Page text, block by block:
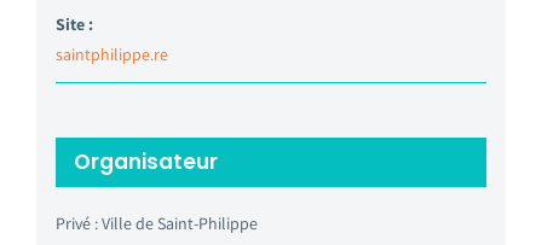
Site :
saintphilippe.re
Organisateur
Privé : Ville de Saint-Philippe